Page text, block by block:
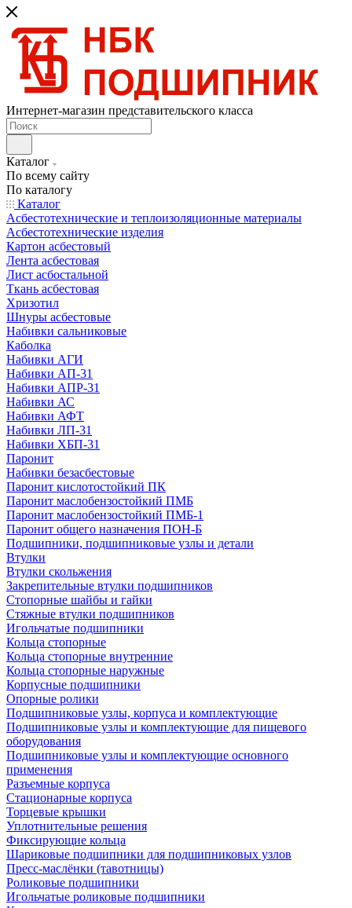
Интернет-магазин представительского класса
Каталог
По всему сайту
По каталогу
Каталог
Асбестотехнические и теплоизоляционные материалы
Асбестотехнические изделия
Картон асбестовый
Лента асбестовая
Лист асбостальной
Ткань асбестовая
Хризотил
Шнуры асбестовые
Набивки сальниковые
Каболка
Набивки АГИ
Набивки АП-31
Набивки АПР-31
Набивки АС
Набивки АФТ
Набивки ЛП-31
Набивки ХБП-31
Паронит
Набивки безасбестовые
Паронит кислотостойкий ПК
Паронит маслобензостойкий ПМБ
Паронит маслобензостойкий ПМБ-1
Паронит общего назначения ПОН-Б
Подшипники, подшипниковые узлы и детали
Втулки
Втулки скольжения
Закрепительные втулки подшипников
Стопорные шайбы и гайки
Стяжные втулки подшипников
Игольчатые подшипники
Кольца стопорные
Кольца стопорные внутренние
Кольца стопорные наружные
Корпусные подшипники
Опорные ролики
Подшипниковые узлы, корпуса и комплектующие
Подшипниковые узлы и комплектующие для пищевого
оборудования
Подшипниковые узлы и комплектующие основного
применения
Разъемные корпуса
Стационарные корпуса
Торцевые крышки
Уплотнительные решения
Фиксирующие кольца
Шариковые подшипники для подшипниковых узлов
Пресс-маслёнки (тавотницы)
Роликовые подшипники
Игольчатые роликовые подшипники